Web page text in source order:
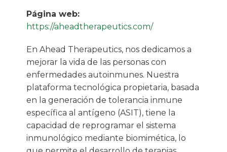
Página web:
https://aheadtherapeutics.com/
En Ahead Therapeutics, nos dedicamos a
mejorar la vida de las personas con
enfermedades autoinmunes. Nuestra
plataforma tecnológica propietaria, basada
en la generación de tolerancia inmune
específica al antígeno (ASIT), tiene la
capacidad de reprogramar el sistema
inmunológico mediante biomimética, lo